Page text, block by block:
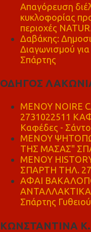
Απαγόρευση
κυκλοφορίας
περιοχές
Δαβάκης:
Διαγωνισμού
Σπάρτης
ΟΔΗΓΟΣ
MENOY NOIRE
2731022511
Καφέδες -
ΜΕΝΟΥ
ΤΗΣ ΜΑΣΑΣ"
ΜΕΝΟΥ
ΣΠΑΡΤΗ ΤΗΛ.
ΑΦΑΙ
Σπάρτης
ΚΩΝΣΤΑΝΤΙΝΑ